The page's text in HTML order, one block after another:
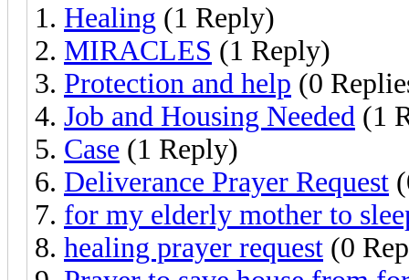
Healing (1 Reply)
MIRACLES (1 Reply)
Protection and help (0
Job and Housing Needed (1
Case (1 Reply)
Deliverance Prayer Request
for my elderly mother to
healing prayer request (0